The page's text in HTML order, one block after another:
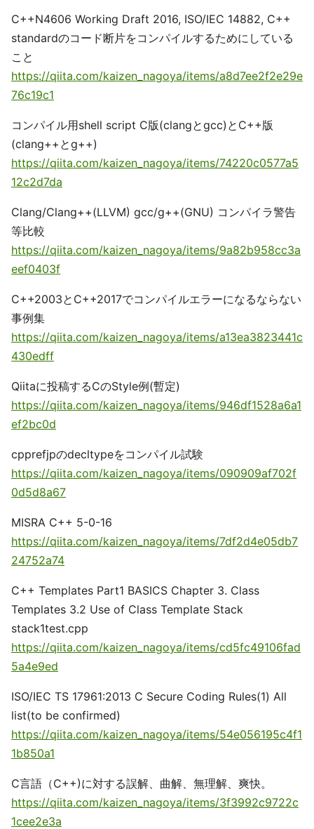
C++N4606 Working Draft 2016, ISO/IEC 14882, C++
standardのコード断片をコンパイルするためにしている
こと
https://qiita.com/kaizen_nagoya/items/a8d7ee2f2e29e
76c19c1
コンパイル用shell script C版(clangとgcc)とC++版
(clang++とg++)
https://qiita.com/kaizen_nagoya/items/74220c0577a5
12c2d7da
Clang/Clang++(LLVM) gcc/g++(GNU) コンパイラ警告
等比較
https://qiita.com/kaizen_nagoya/items/9a82b958cc3a
eef0403f
C++2003とC++2017でコンパイルエラーになるならない
事例集
https://qiita.com/kaizen_nagoya/items/a13ea3823441c
430edff
Qiitaに投稿するCのStyle例(暫定)
https://qiita.com/kaizen_nagoya/items/946df1528a6a1
ef2bc0d
cpprefjpのdecltypeをコンパイル試験
https://qiita.com/kaizen_nagoya/items/090909af702f
0d5d8a67
MISRA C++ 5-0-16
https://qiita.com/kaizen_nagoya/items/7df2d4e05db7
24752a74
C++ Templates Part1 BASICS Chapter 3. Class
Templates 3.2 Use of Class Template Stack
stack1test.cpp
https://qiita.com/kaizen_nagoya/items/cd5fc49106fad
5a4e9ed
ISO/IEC TS 17961:2013 C Secure Coding Rules(1) All
list(to be confirmed)
https://qiita.com/kaizen_nagoya/items/54e056195c4f1
1b850a1
C言語（C++)に対する誤解、曲解、無理解、爽快。
https://qiita.com/kaizen_nagoya/items/3f3992c9722c
1cee2e3a